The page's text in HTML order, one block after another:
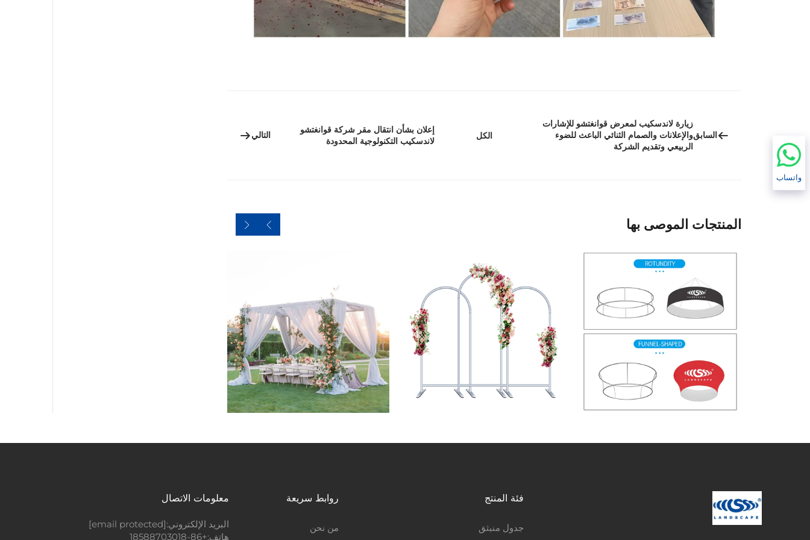
السابق
زيارة لاندسكيب لمعرض قوانغتشو للإشارات
والإعلانات والصمام الثنائي الباعث للضوء
الربيعي وتقديم الشركة
الكل
إعلان بشأن انتقال مقر شركة قوانغتشو
لاندسكيب التكنولوجية المحدودة
التالي
المنتجات الموصى بها
واتساب
فئة المنتج
جدول منبثق
روابط سريعة
من نحن
معلومات الاتصال
البريد الإلكتروني:[email protected]
هاتف:+86-18588703018